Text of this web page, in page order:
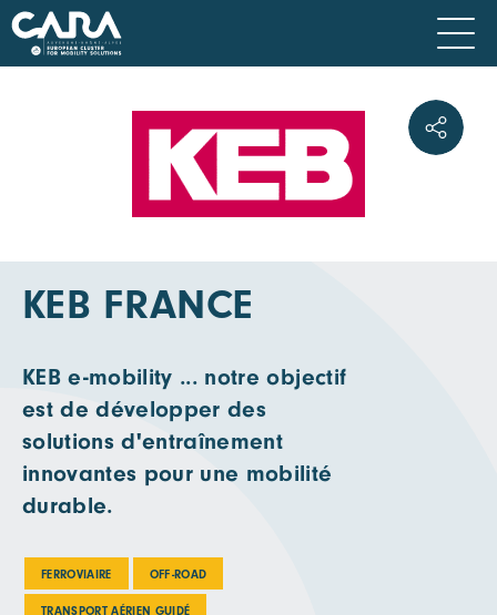
KEB FRANCE
KEB e-mobility ... notre objectif
est de développer des
solutions d'entraînement
innovantes pour une mobilité
durable.
FERROVIAIRE OFF-ROAD
TRANSPORT AÉRIEN GUIDÉ